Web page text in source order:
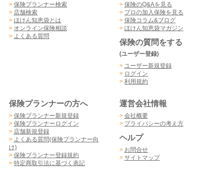
> 保険プランナー検索
> 店舗検索
> ほけん知恵袋とは
> オンライン保険相談
> よくある質問
> 保険のQ&Aを見る
> プロの加入保険を見る
> 保険コラム&ブログ
> ほけん知恵袋マガジン
保険の質問をする
(ユーザー登録)
> ユーザー新規登録
> ログイン
> 利用規約
保険プランナーの方へ
> 保険プランナー新規登録
> 保険プランナーログイン
> 店舗新規登録
> よくある質問(保険プランナー向
け)
> 保険プランナー登録規約
> 特定商取引法に基づく表記
運営会社情報
> 会社概要
> プライバシーの考え方
ヘルプ
> お問合せ
> サイトマップ